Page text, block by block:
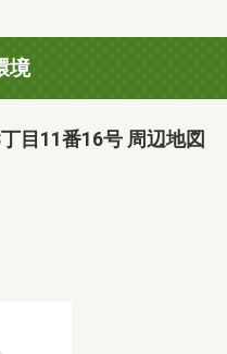
境
目11番16号 周辺地図